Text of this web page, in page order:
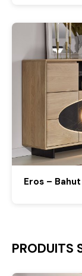
Eros –
PRODUITS